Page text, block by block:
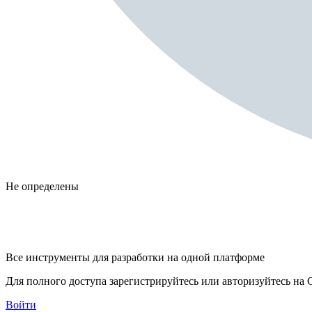
Не определены
Все инструменты для разработки на одной платформе
Для полного доступа зарегистрируйтесь или авторизуйтесь на
Войти